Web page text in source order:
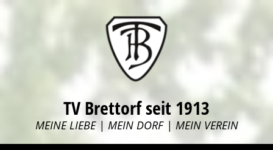
TV Brettorf seit 1913
MEINE LIEBE | MEIN DORF | MEIN VEREIN